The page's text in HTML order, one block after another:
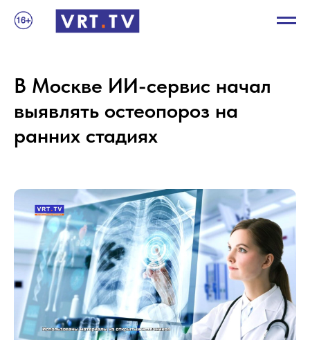
В Москве ИИ-сервис начал
выявлять остеопороз на
ранних стадиях